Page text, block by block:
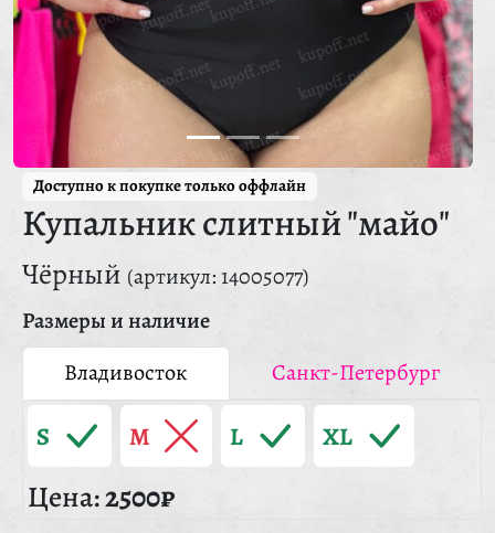
Доступно к покупке только оффлайн
Купальник слитный "майо"
Чёрный (артикул: 14005077)
Размеры и наличие
Владивосток
Санкт-Петербург
S M L XL
Цена:2500₽